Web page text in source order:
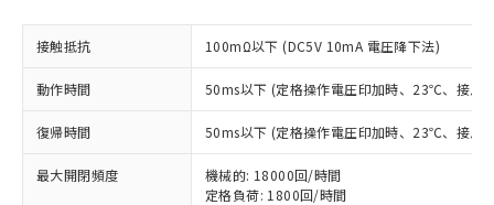
接触抵抗 100mΩ以下 (DC5V 10mA 電圧降下法)
動作時間 50ms以下 (定格操作電圧印加時、23℃、接点
復帰時間 50ms以下 (定格操作電圧印加時、23℃、接点
最大開閉頻度
機械的: 18000回/時間
定格負荷: 1800回/時間
ご利用条件
※1 対応状況
対応済み：EU RoHS指令（10物質）の
非含有に対応した製品が提供可能な商品で
す。
対応予定：EU RoHS指令（10物質）の非含
有に対応した製品に切り替える予定のある